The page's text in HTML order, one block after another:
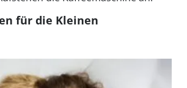
für die Kleinen